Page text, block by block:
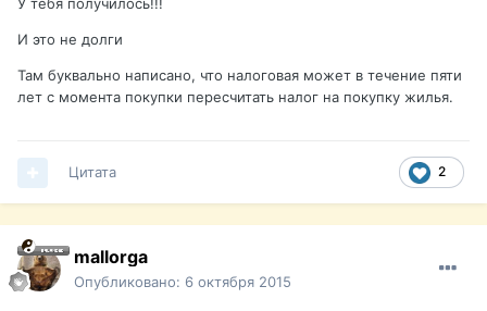
У тебя получилось!!!
И это не долги
Там буквально написано, что налоговая может в течение пяти
лет с момента покупки пересчитать налог на покупку жилья.
2
Цитата
mallorga
Опубликовано: 6 октября 2015